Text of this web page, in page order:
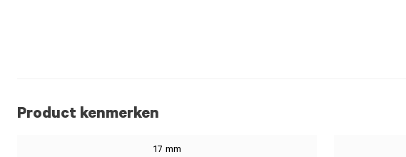
Product kenmerken
17 mm